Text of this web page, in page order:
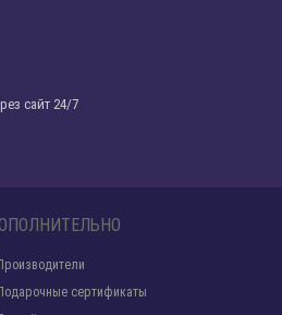
сайт 24/7
Производители
Подарочные сертификаты